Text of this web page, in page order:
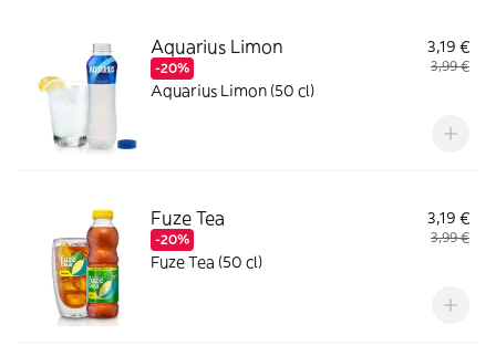
Aquarius Limon
-20%
3,19 €
3,99 €
Aquarius Limon (50 cl)
Fuze Tea
-20%
3,19 €
3,99 €
Fuze Tea (50 cl)